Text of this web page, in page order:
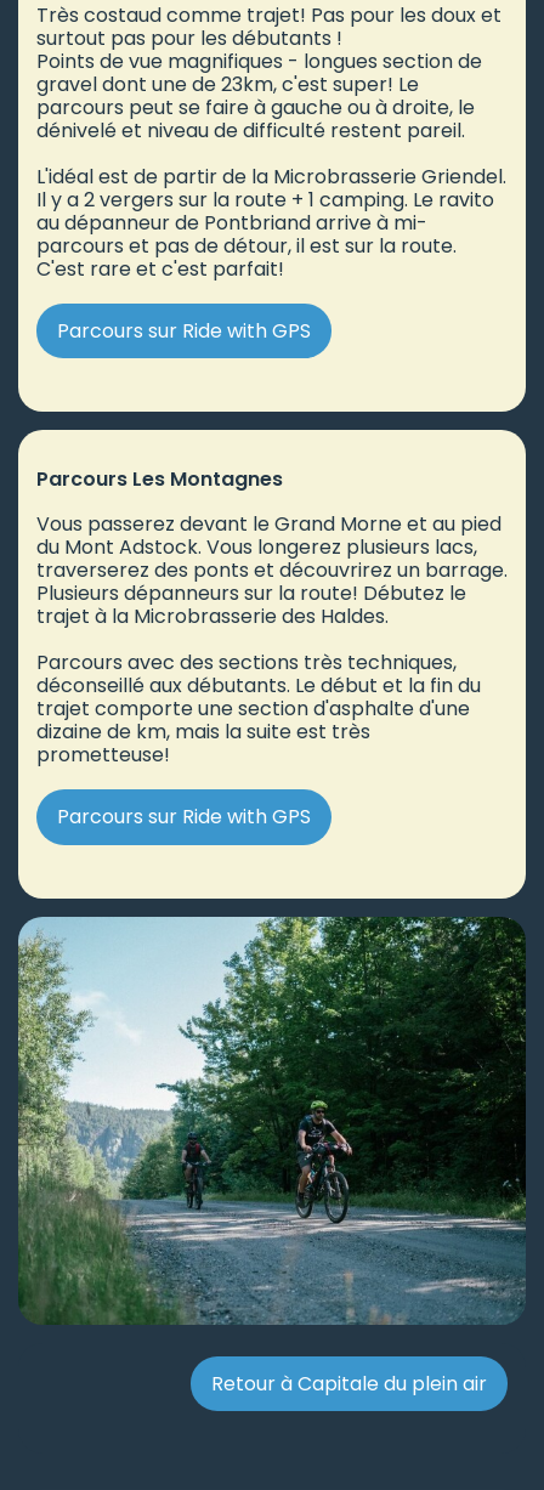
Très costaud comme trajet! Pas pour les doux et
surtout pas pour les débutants !
Points de vue magnifiques - longues section de
gravel dont une de 23km, c'est super! Le
parcours peut se faire à gauche ou à droite, le
dénivelé et niveau de difficulté restent pareil.
L'idéal est de partir de la Microbrasserie Griendel.
Il y a 2 vergers sur la route + 1 camping. Le ravito
au dépanneur de Pontbriand arrive à mi-
parcours et pas de détour, il est sur la route.
C'est rare et c'est parfait!
Parcours sur Ride with GPS
Parcours Les Montagnes
Vous passerez devant le Grand Morne et au pied
du Mont Adstock. Vous longerez plusieurs lacs,
traverserez des ponts et découvrirez un barrage.
Plusieurs dépanneurs sur la route! Débutez le
trajet à la Microbrasserie des Haldes.
Parcours avec des sections très techniques,
déconseillé aux débutants. Le début et la fin du
trajet comporte une section d'asphalte d'une
dizaine de km, mais la suite est très
prometteuse!
Parcours sur Ride with GPS
Retour à Capitale du plein air